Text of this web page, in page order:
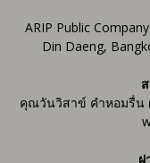
ARIP Public
Din Daeng,
คุณวันวิสาข์ คำหอมรื่น
ฝ